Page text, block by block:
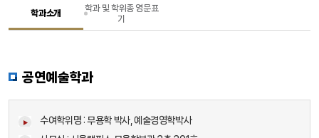
장학
장학
학과소개
학과 및 학위종 영문표
기
공연예술학과
수여학위명 : 무용학 박사, 예술경영학박사